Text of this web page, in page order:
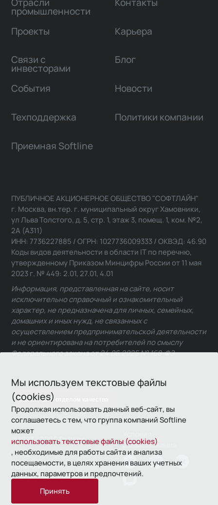
Мы используем текстовые файлы
(cookies)
Продолжая использовать данный веб-сайт, вы
соглашаетесь с тем, что группа компаний Softline
может
использовать текстовые файлы (cookies)
, необходимые для работы сайта и анализа
посещаемости, в целях хранения ваших учетных
данных, параметров и предпочтений.
Принять
промышленности
Проекты
Связи с
инвесторами
Карьера
Блог
События Новости
Техподдержка Политики компании
Приемная Softline
Связаться с отделом качества
ПУБЛИЧНОЕ АКЦИОНЕРНОЕ ОБЩЕСТВО "СОФТЛАЙН"
г. Москва, вн.тер. г. муниципальный округ Хамовники,
ул Льва Толстого, д. 5, стр. 1, этаж 3, помещ. 1, ком. №2,
2А (А311)
ИНН: 7736227885 / ОГРН: 1027736009333 / ОКВЭД: 46.90
Коды видов деятельности в области IT по перечню,
утвержденному Приказом Минцифры России от 11 мая
2023 г. № 449: 2.01, 27.01, 4.01
Информация, представленная на сайте, носит
исключительно справочный и ознакомительный
характер, не предназначена для личных, семейных,
домашних и иных нужд, не связанных с
осуществлением предпринимательской деятельности
и не ориентирована на потребителей по смыслу
Федерального закона от 24.06.2025 № 168-ФЗ.
© 1993—2026 Softline
использования
Политика
конфиденциальности